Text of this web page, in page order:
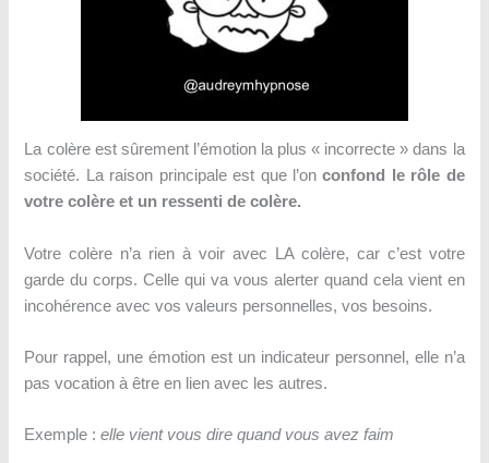
La colère est sûrement l’émotion la plus « incorrecte » dans la
société. La raison principale est que l’onconfond le rôle de
votre colère et un ressenti de colère.
Votre colère n’a rien à voir avec LA colère, car c’est votre
garde du corps. Celle qui va vous alerter quand cela vient en
incohérence avec vos valeurs personnelles, vos besoins.
Pour rappel, une émotion est un indicateur personnel, elle n’a
pas vocation à être en lien avec les autres.
Exemple : elle vient vous dire quand vous avez faim